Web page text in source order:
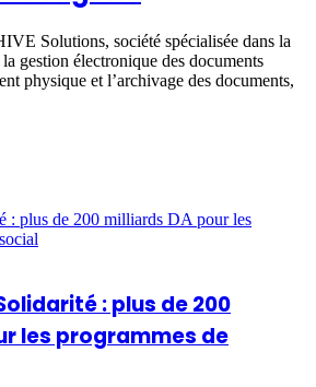
Solutions, société spécialisée dans la
gestion électronique des documents
physique et l’archivage des documents,
: plus de 200 milliards DA pour les
: plus de 200
les programmes de